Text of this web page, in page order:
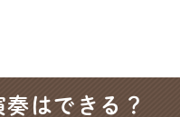
はできる？